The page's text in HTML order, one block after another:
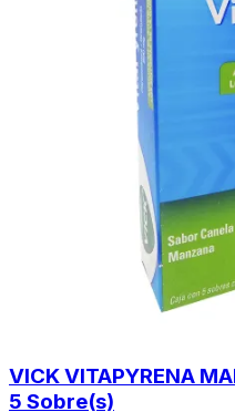
VICK VITAPYRENA
5 Sobre(s)